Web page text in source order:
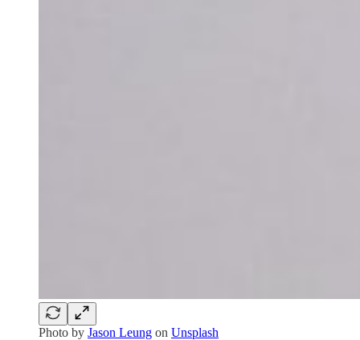
Photo by Jason Leung on Unsplash